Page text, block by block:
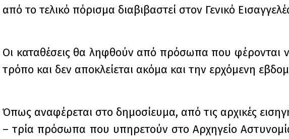
από το τελικό πόρισμα διαβιβαστεί στον Γενικό
Οι καταθέσεις θα ληφθούν από πρόσωπα που φέρονται
τρόπο και δεν αποκλείεται ακόμα και την ερχόμενη
Όπως αναφέρεται στο δημοσίευμα, από τις αρχικές
– τρία πρόσωπα που υπηρετούν στο Αρχηγείο